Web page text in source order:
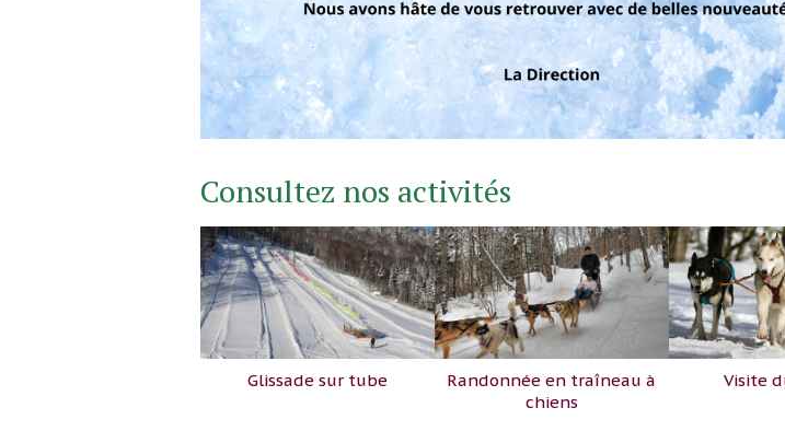
Consultez nos activités
Glissade sur tube
Randonnée en traîneau à
chiens
Visite